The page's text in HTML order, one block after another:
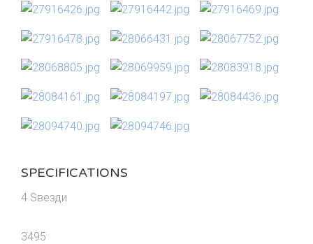
SPECIFICATIONS
4 Ѕвезди
3495